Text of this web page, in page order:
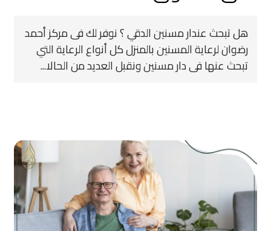
هل تبحث عندار مسنين الدقي ؟ نوفر لك فى مركز أحمد
رضوان لرعاية المسنين بالمنزل كل أنواع الرعاية التي
تبحث عنها فى دار مسنين ونقبل العديد من الحالا...